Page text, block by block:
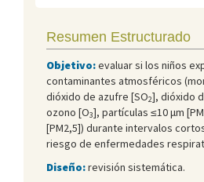
Resumen Estructurado
Objetivo:evaluar si los niños
contaminantes atmosféricos
dióxido de azufre [SO2], dióxido
ozono [O3], partículas ≤10 μm
[PM2,5]) durante intervalos
riesgo de enfermedades
Diseño:revisión sistemática.